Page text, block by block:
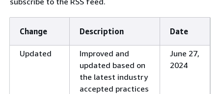
Change Description Date
Updated
Improved and
updated based on
the latest industry
accepted practices
June 27,
2024